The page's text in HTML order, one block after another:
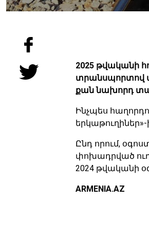
2025 թվականի
տրանսպորտով
քան նախորդ
Ինչպես
երկաթուղիներ»-
Ընդ որում,
փոխադրված
2024 թվականի
ARMENIA.AZ